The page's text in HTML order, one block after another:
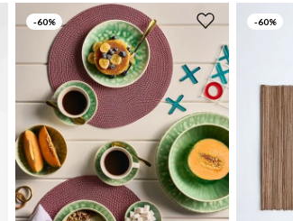
-60% -60%